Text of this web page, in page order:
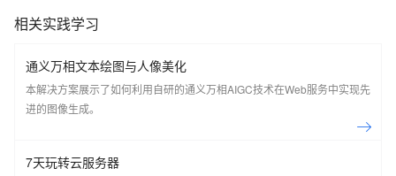
相关实践学习
通义万相文本绘图与人像美化
本解决方案展示了如何利用自研的通义万相AIGC技术在Web服务中实现先
进的图像生成。
7天玩转云服务器